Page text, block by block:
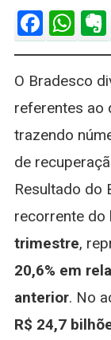
O Bradesco
referentes ao
trazendo
de
Resultado do
recorrente do
trimestre,
20,6% em
anterior. No
R$ 24,7